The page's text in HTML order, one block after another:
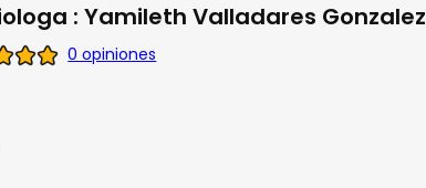
: Yamileth Valladares Gonzalez
0 opiniones